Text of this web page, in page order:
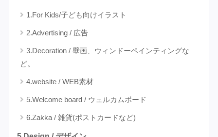
1.For Kids/子ども向けイラスト
2.Advertising / 広告
3.Decoration / 壁画、ウィンドーペインティングな
ど。
4.website / WEB素材
5.Welcome board / ウェルカムボード
6.Zakka / 雑貨(ポストカードなど)